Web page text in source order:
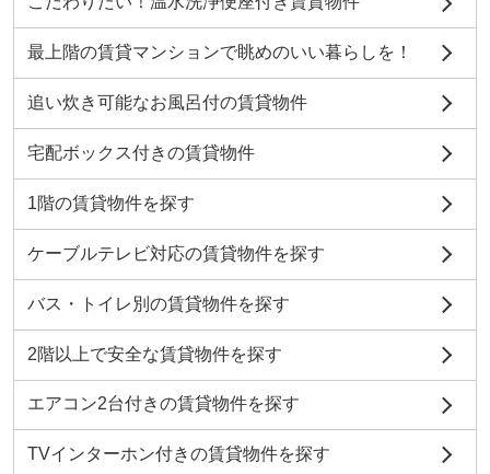
最上階の賃貸マンションで眺めのいい暮らしを！
追い炊き可能なお風呂付の賃貸物件
宅配ボックス付きの賃貸物件
1階の賃貸物件を探す
ケーブルテレビ対応の賃貸物件を探す
バス・トイレ別の賃貸物件を探す
2階以上で安全な賃貸物件を探す
エアコン2台付きの賃貸物件を探す
TVインターホン付きの賃貸物件を探す